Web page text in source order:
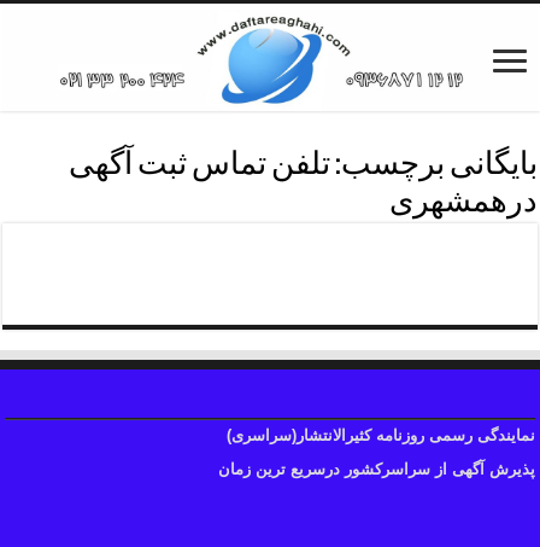
بایگانی برچسب:تلفن تماس ثبت آگهی
درهمشهری
نمایندگی رسمی روزنامه کثیرالانتشار(سراسری)
پذیرش آگهی از سراسرکشور درسریع ترین زمان